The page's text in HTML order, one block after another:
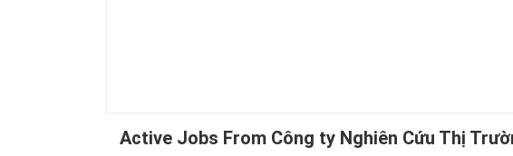
Active Jobs From Công ty Nghiên Cứu Thị